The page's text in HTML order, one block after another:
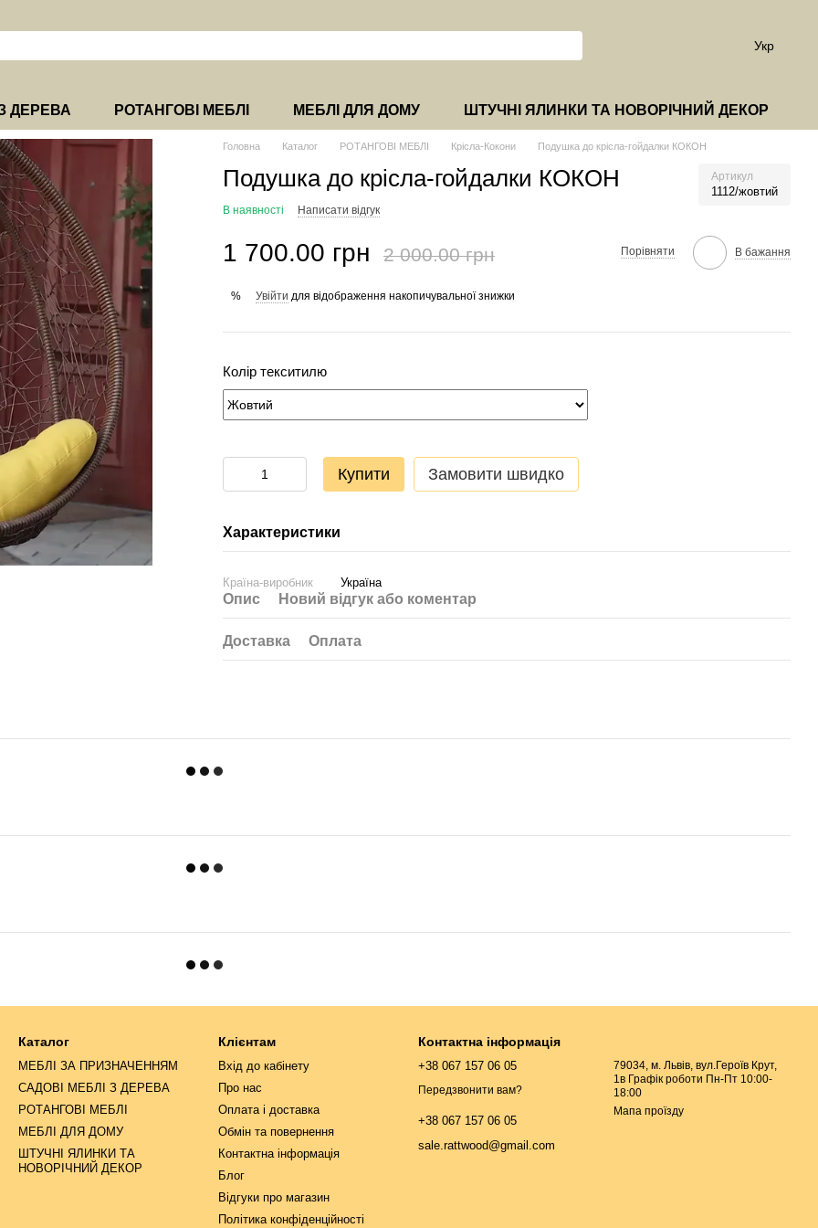
Укр
ДЕРЕВА РОТАНГОВІ МЕБЛІ МЕБЛІ ДЛЯ ДОМУ ШТУЧНІ ЯЛИНКИ ТА НОВОРІЧНИЙ ДЕКОР
Головна Каталог РОТАНГОВІ МЕБЛІ Крісла-Кокони Подушка до крісла-гойдалки КОКОН
Подушка до крісла-гойдалки КОКОН Артикул
1112/жовтий
В наявності Написати відгук
1 700.00 грн 2 000.00 грн Порівняти В бажання
% Увійти для відображення накопичувальної знижки
Колір текситилю
Купити Замовити швидко
Характеристики
Країна-виробник Україна
Опис Новий відгук або коментар
Доставка Оплата
Каталог
МЕБЛІ ЗА ПРИЗНАЧЕННЯМ
САДОВІ МЕБЛІ З ДЕРЕВА
РОТАНГОВІ МЕБЛІ
МЕБЛІ ДЛЯ ДОМУ
ШТУЧНІ ЯЛИНКИ ТА
НОВОРІЧНИЙ ДЕКОР
Клієнтам
Вхід до кабінету
Про нас
Оплата і доставка
Обмін та повернення
Контактна інформація
Блог
Відгуки про магазин
Політика конфіденційності
Контактна інформація
+38 067 157 06 05
Передзвонити вам?
+38 067 157 06 05
sale.rattwood@gmail.com
79034, м. Львів, вул.Героїв Крут,
1в Графік роботи Пн-Пт 10:00-
18:00
Мапа проїзду